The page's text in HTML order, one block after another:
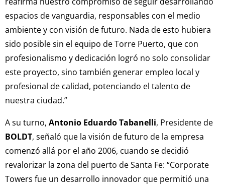
espacios de vanguardia, responsables con el medio
ambiente y con visión de futuro. Nada de esto hubiera
sido posible sin el equipo de Torre Puerto, que con
profesionalismo y dedicación logró no solo consolidar
este proyecto, sino también generar empleo local y
profesional de calidad, potenciando el talento de
nuestra ciudad.”
A su turno, Antonio Eduardo Tabanelli, Presidente de
BOLDT, señaló que la visión de futuro de la empresa
comenzó allá por el año 2006, cuando se decidió
revalorizar la zona del puerto de Santa Fe: “Corporate
Towers fue un desarrollo innovador que permitió una